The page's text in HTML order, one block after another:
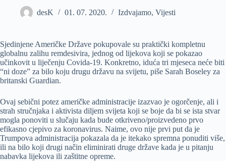
desK 01. 07. 2020. Izdvajamo, Vijesti
Sjedinjene Američke Države pokupovale su praktički kompletnu
globalnu zalihu remdesivira, jednog od lijekova koji se pokazao
učinkovit u liječenju Covida-19. Konkretno, iduća tri mjeseca neće biti
“ni doze” za bilo koju drugu državu na svijetu, piše Sarah Boseley za
britanski Guardian.
Ovaj sebični potez američke administracije izazvao je ogorčenje, ali i
strah stručnjaka i aktivista diljem svijeta koji se boje da bi se ista stvar
mogla ponoviti u slučaju kada bude otkriveno/proizvedeno prvo
efikasno cjepivo za koronavirus. Naime, ovo nije prvi put da je
Trumpova administracija pokazala da je itekako spremna ponuditi više,
ili na bilo koji drugi način eliminirati druge države kada je u pitanju
nabavka lijekova ili zaštitne opreme.